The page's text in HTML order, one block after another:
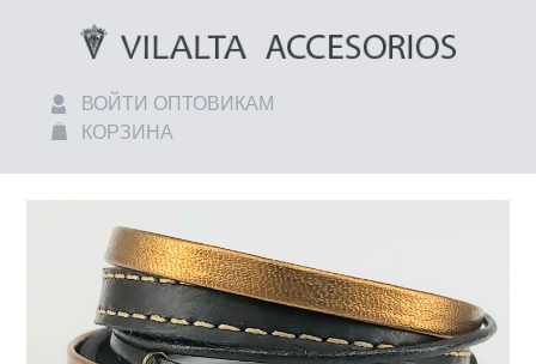
ВОЙТИ ОПТОВИКАМ
КОРЗИНА